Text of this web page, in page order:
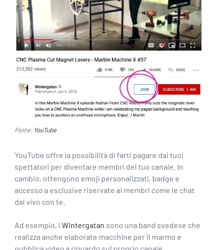
Fonte: YouTube
YouTube offre la possibilità di farti pagare dai tuoi
spettatori per diventare membri del tuo canale. In
cambio, ottengono emoji personalizzati, badge e
accesso a esclusive riservate ai membri come le chat
dal vivo con te.
Ad esempio, i Wintergatan sono una band svedese che
realizza anche elaborate macchine per il marmo e